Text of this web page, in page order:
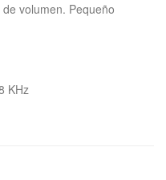
volumen. Pequeño
KHz